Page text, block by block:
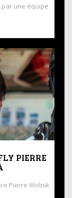
une équipe
PIERRE
Pierre Wolnik